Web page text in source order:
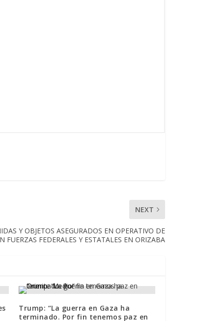
NEXT
Y OBJETOS ASEGURADOS EN OPERATIVO DE
FUERZAS FEDERALES Y ESTATALES EN ORIZABA
Trump: “La guerra en Gaza ha
terminado. Por fin tenemos paz en